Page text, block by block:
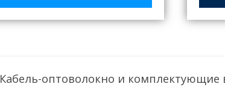
Кабель-оптоволокно и комплектующие